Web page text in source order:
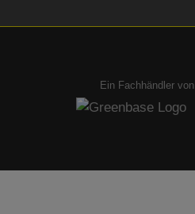
Ein Fachhändler von